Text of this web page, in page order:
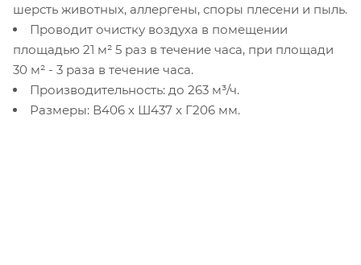
шерсть животных, аллергены, споры плесени и пыль.
Проводит очистку воздуха в помещении
площадью 21 м² 5 раз в течение часа, при площади
30 м² - 3 раза в течение часа.
Производительность: до 263 м³/ч.
Размеры: В406 х Ш437 х Г206 мм.